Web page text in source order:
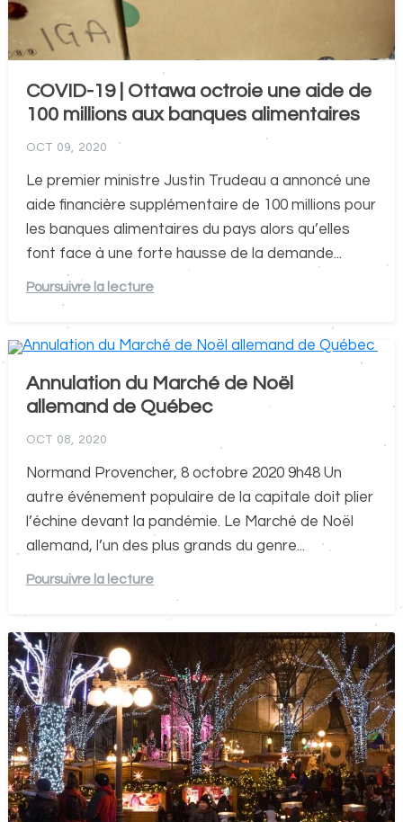
COVID-19 | Ottawa octroie une aide de
100 millions aux banques alimentaires
OCT 09, 2020
Le premier ministre Justin Trudeau a annoncé une
aide financière supplémentaire de 100 millions pour
les banques alimentaires du pays alors qu’elles
font face à une forte hausse de la demande...
Poursuivre la lecture
Annulation du Marché de Noël
allemand de Québec
OCT 08, 2020
Normand Provencher, 8 octobre 2020 9h48 Un
autre événement populaire de la capitale doit plier
l’échine devant la pandémie. Le Marché de Noël
allemand, l’un des plus grands du genre...
Poursuivre la lecture